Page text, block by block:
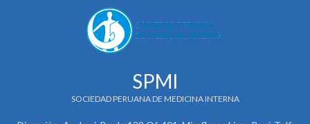
SPMI
SOCIEDAD PERUANA DE MEDICINA INTERNA